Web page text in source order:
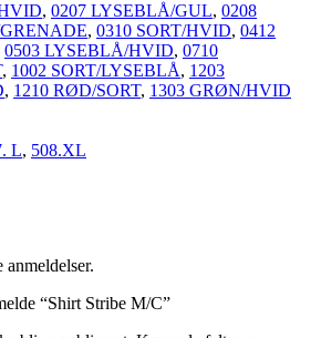
, 0207 LYSEBLÅ/GUL, 0208
, 0310 SORT/HVID, 0412
0503 LYSEBLÅ/HVID, 0710
, 1002 SORT/LYSEBLÅ, 1203
, 1210 RØD/SORT, 1303 GRØN/HVID
L, 508.XL
“Shirt Stribe M/C”